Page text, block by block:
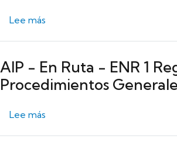
Lee más
AIP - En Ruta - ENR 1
Procedimientos
Lee más